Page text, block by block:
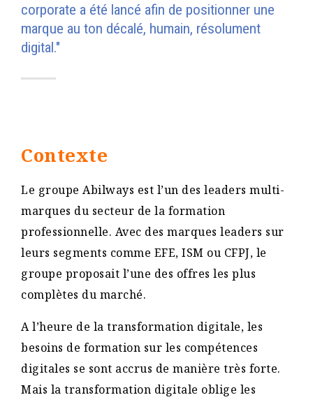
corporate a été lancé afin de positionner une
marque au ton décalé, humain, résolument
digital."
Contexte
Le groupe Abilways est l’un des leaders multi-
marques du secteur de la formation
professionnelle. Avec des marques leaders sur
leurs segments comme EFE, ISM ou CFPJ, le
groupe proposait l’une des offres les plus
complètes du marché.
A l’heure de la transformation digitale, les
besoins de formation sur les compétences
digitales se sont accrus de manière très forte.
Mais la transformation digitale oblige les